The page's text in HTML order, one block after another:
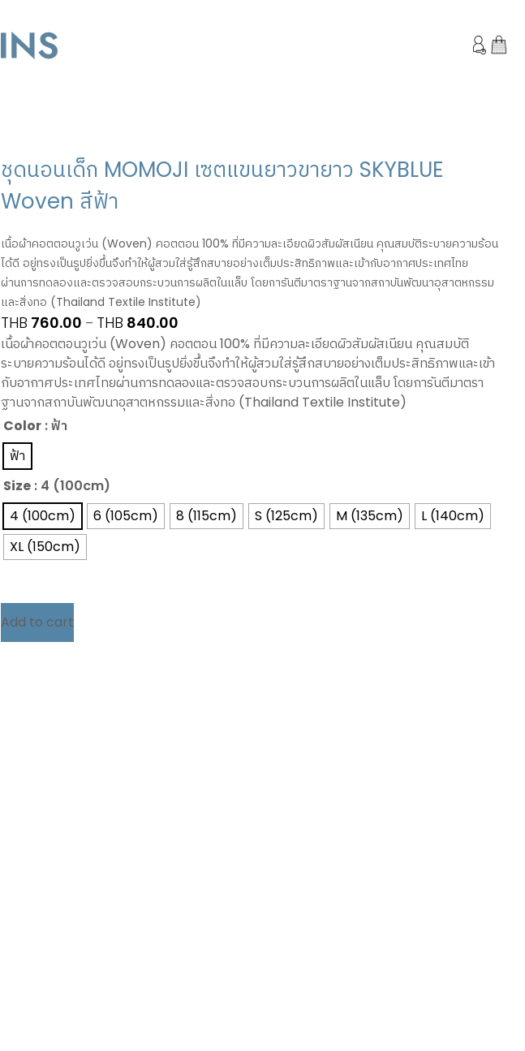
ชุดนอนเด็ก MOMOJI เซตแขนยาวขายาว SKYBLUE
Woven สีฟ้า
เนื้อผ้าคอตตอนวูเว่น (Woven) คอตตอน 100% ที่มีความละเอียดผิวสัมผัสเนียน คุณสมบัติระบายความร้อน
ได้ดี อยู่ทรงเป็นรูปยิ่งขึ้นจึงทำให้ผู้สวมใส่รู้สึกสบายอย่างเต็มประสิทธิภาพและเข้ากับอากาศประเทศไทย
ผ่านการทดลองและตรวจสอบกระบวนการผลิตในแล็บ โดยการันตีมาตราฐานจากสถาบันพัฒนาอุสาตหกรรม
และสิ่งทอ (Thailand Textile Institute)
THB 760.00 – THB 840.00Price
range:
THB760.00
through
THB840.00
เนื้อผ้าคอตตอนวูเว่น (Woven) คอตตอน 100% ที่มีความละเอียดผิวสัมผัสเนียน คุณสมบัติ
ระบายความร้อนได้ดี อยู่ทรงเป็นรูปยิ่งขึ้นจึงทำให้ผู้สวมใส่รู้สึกสบายอย่างเต็มประสิทธิภาพและเข้า
กับอากาศประเทศไทยผ่านการทดลองและตรวจสอบกระบวนการผลิตในแล็บ โดยการันตีมาตรา
ฐานจากสถาบันพัฒนาอุสาตหกรรมและสิ่งทอ (Thailand Textile Institute)
Color : ฟ้า
ฟ้า
Size : 4 (100cm)
4 (100cm)
6 (105cm) 8 (115cm) S (125cm) M (135cm)
L (140cm)
XL (150cm)
Add to cart